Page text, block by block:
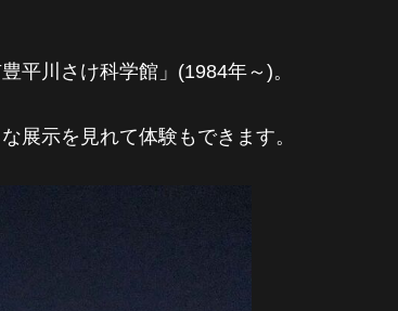
平川さけ科学館 」(1984年～)。
展示を見れて体験もできます。